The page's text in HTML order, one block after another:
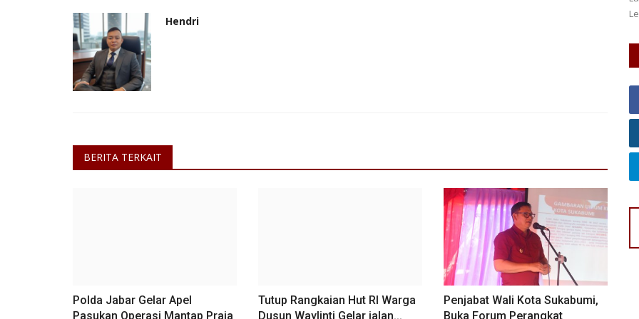
Hendri
BERITA TERKAIT
Polda Jabar Gelar Apel
Pasukan Operasi Mantap Praja
Tutup Rangkaian Hut RI Warga
Dusun Waylinti Gelar jalan...
Penjabat Wali Kota Sukabumi,
Buka Forum Perangkat